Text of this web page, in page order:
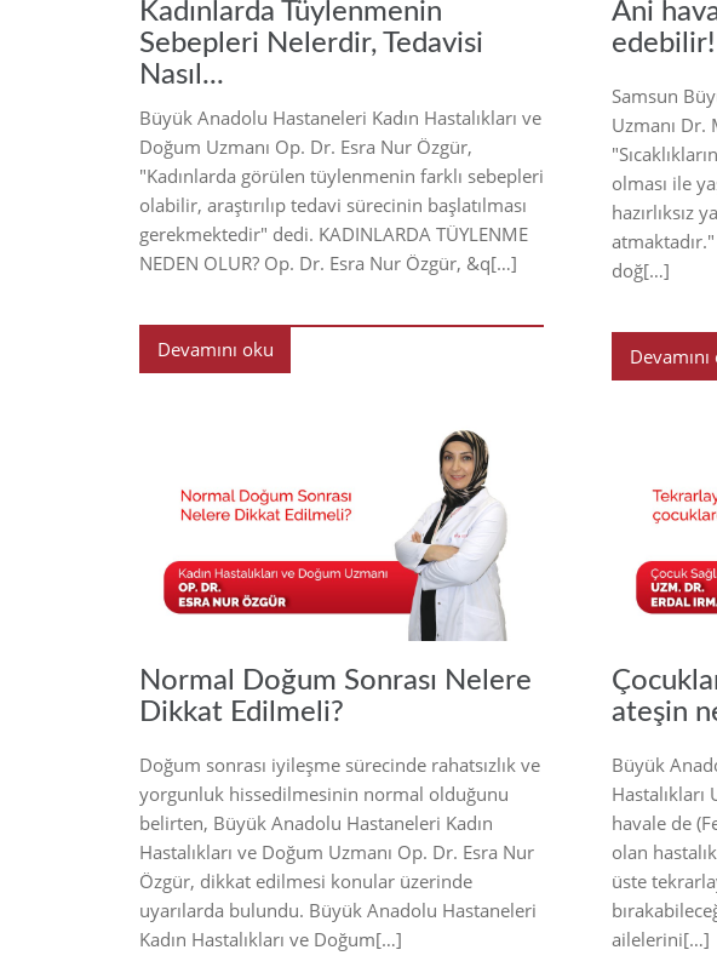
Kadınlarda Tüylenmenin
Sebepleri Nelerdir, Tedavisi
Nasıl...
Büyük Anadolu Hastaneleri Kadın Hastalıkları ve
Doğum Uzmanı Op. Dr. Esra Nur Özgür,
"Kadınlarda görülen tüylenmenin farklı sebepleri
olabilir, araştırılıp tedavi sürecinin başlatılması
gerekmektedir" dedi. KADINLARDA TÜYLENME
NEDEN OLUR? Op. Dr. Esra Nur Özgür, &q[…]
Devamını oku
Ani
edebilir!
Samsun
Uzmanı Dr.
olması ile
hazırlıksız
doğ[…]
Normal Doğum Sonrası Nelere
Dikkat Edilmeli?
Doğum sonrası iyileşme sürecinde rahatsızlık ve
yorgunluk hissedilmesinin normal olduğunu
belirten, Büyük Anadolu Hastaneleri Kadın
Hastalıkları ve Doğum Uzmanı Op. Dr. Esra Nur
Özgür, dikkat edilmesi konular üzerinde
uyarılarda bulundu. Büyük Anadolu Hastaneleri
Kadın Hastalıkları ve Doğum[…]
ateşin
Büyük
havale de
olan
üste
ailelerini[…]